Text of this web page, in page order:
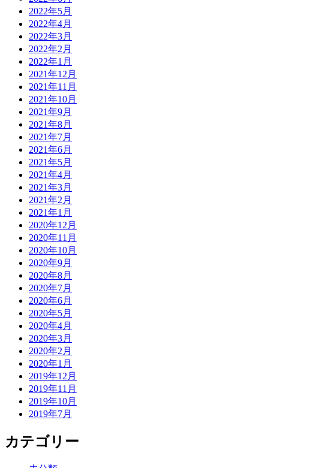
2022年5月
2022年4月
2022年3月
2022年2月
2022年1月
2021年12月
2021年11月
2021年10月
2021年9月
2021年8月
2021年7月
2021年6月
2021年5月
2021年4月
2021年3月
2021年2月
2021年1月
2020年12月
2020年11月
2020年10月
2020年9月
2020年8月
2020年7月
2020年6月
2020年5月
2020年4月
2020年3月
2020年2月
2020年1月
2019年12月
2019年11月
2019年10月
2019年7月
カテゴリー